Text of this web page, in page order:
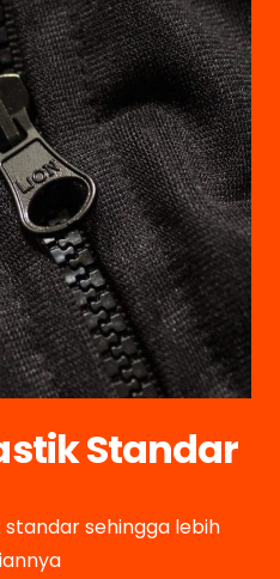
Standar
sehingga lebih